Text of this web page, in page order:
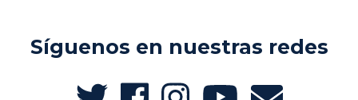
Síguenos en nuestras redes